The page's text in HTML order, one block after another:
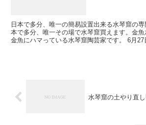
日本で多分、唯一の簡易設置出来る水琴窟の
本で多分、唯一その場で水琴窟買えます。金魚
金魚にハマっている水琴窟陶芸家です。 6月27
水琴窟の土やり直